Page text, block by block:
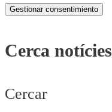
Gestionar consentimiento
Cerca notícies
Cercar